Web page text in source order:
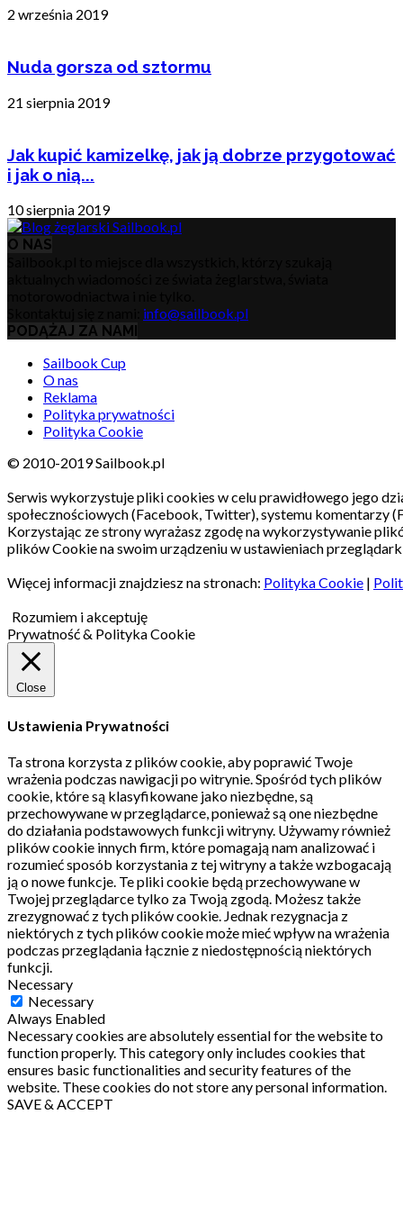
2 września 2019
Nuda gorsza od sztormu
21 sierpnia 2019
Jak kupić kamizelkę, jak ją dobrze przygotować
i jak o nią...
10 sierpnia 2019
O NAS
info@sailbook.pl
PODĄŻAJ ZA NAMI
Sailbook Cup
O nas
Reklama
Polityka prywatności
Polityka Cookie
© 2010-2019 Sailbook.pl
Serwis wykorzystuje pliki cookies w celu prawidłowego jego
społecznościowych (Facebook, Twitter), systemu komentarzy
Korzystając ze strony wyrażasz zgodę na wykorzystywanie
plików Cookie na swoim urządzeniu w ustawieniach
Więcej informacji znajdziesz na stronach: Polityka Cookie |
Rozumiem i akceptuję
Prywatność & Polityka Cookie
Close
Ustawienia Prywatności
Ta strona korzysta z plików cookie, aby poprawić Twoje
wrażenia podczas nawigacji po witrynie.Spośród tych plików
cookie, które są klasyfikowane jako niezbędne, są
przechowywane w przeglądarce, ponieważ są one niezbędne
do działania podstawowych funkcji witryny. Używamy również
plików cookie innych firm, które pomagają nam analizować i
rozumieć sposób korzystania z tej witryny a także wzbogacają
ją o nowe funkcje. Te pliki cookie będą przechowywane w
Twojej przeglądarce tylko za Twoją zgodą. Możesz także
zrezygnować z tych plików cookie. Jednak rezygnacja z
niektórych z tych plików cookie może mieć wpływ na wrażenia
podczas przeglądania łącznie z niedostępnością niektórych
funkcji.
Necessary
Necessary
Always Enabled
Necessary cookies are absolutely essential for the website to
function properly. This category only includes cookies that
ensures basic functionalities and security features of the
website. These cookies do not store any personal information.
SAVE & ACCEPT